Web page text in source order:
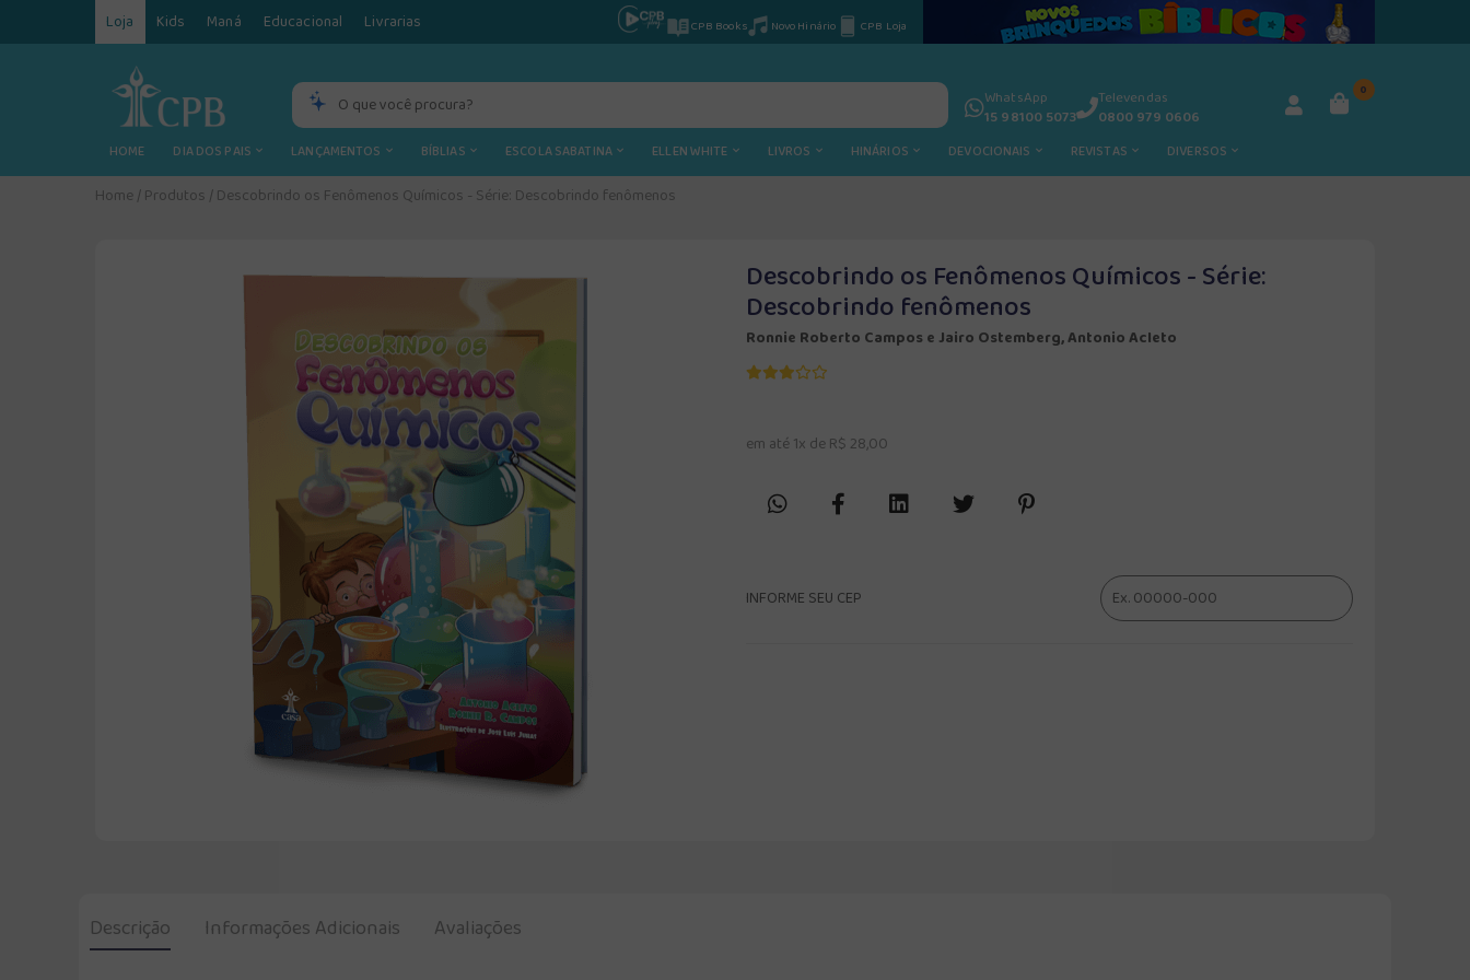
Loja Kids Maná Educacional Livrarias CPB Books Novo Hinário CPB Loja
WhatsApp
15 98100 5073
Televendas
0800 979 0606
0
HOME DIA DOS PAIS LANÇAMENTOS BÍBLIAS ESCOLA SABATINA ELLEN WHITE LIVROS HINÁRIOS DEVOCIONAIS REVISTAS DIVERSOS
Home /Produtos /Descobrindo os Fenômenos Químicos - Série: Descobrindo fenômenos
Descobrindo os Fenômenos Químicos - Série:
Descobrindo fenômenos
Ronnie Roberto Campos e Jairo Ostemberg, Antonio Acleto
em até 1x de R$ 28,00
INFORME SEU CEP
Descrição Informações Adicionais Avaliações